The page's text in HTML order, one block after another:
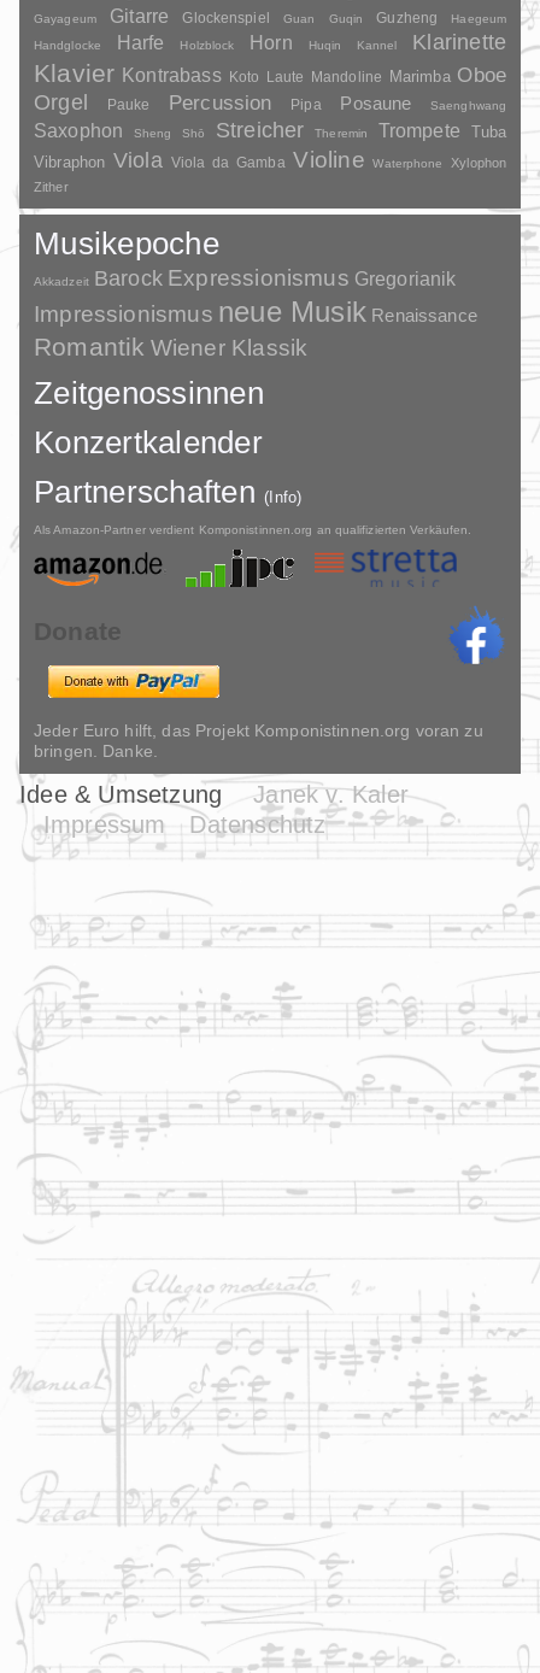
Gayageum
Gitarre Glockenspiel Guan Guqin Guzheng
Haegeum
Handglocke
Harfe Holzblock Horn Huqin Kannel Klarinette
Klavier Kontrabass Koto Laute Mandoline Marimba Oboe
Orgel Pauke Percussion Pipa Posaune Saenghwang
Saxophon Sheng Shō Streicher Theremin Trompete
Tuba
Vibraphon Viola Viola da Gamba Violine Waterphone
Xylophon
Zither
Musikepoche
Akkadzeit Barock Expressionismus Gregorianik
Impressionismus neue Musik Renaissance
Romantik Wiener Klassik
Zeitgenossinnen
Konzertkalender
Partnerschaften(Info)
Als Amazon-Partner verdient Komponistinnen.org an qualifizierten Verkäufen.
Donate
Jeder Euro hilft, das Projekt Komponistinnen.org voran zu
bringen. Danke.
Idee & Umsetzung
Janek v. Kaler
Impressum
Datenschutz